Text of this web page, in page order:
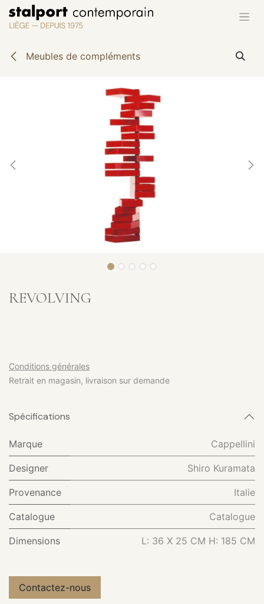
Se rendre au contenu
Meubles de compléments
REVOLVING
Conditions générales
Retrait en magasin, livraison sur demande
Spécifications
Marque Cappellini
Designer Shiro Kuramata
Provenance Italie
Catalogue Catalogue
Dimensions L: 36 X 25 CM H: 185 CM
Contactez-nous